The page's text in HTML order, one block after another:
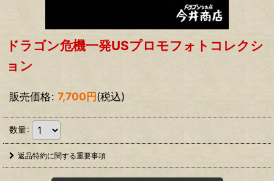
ドラゴン危機一発USプロモフォトコレクシ
ョン
販売価格: 7,700円(税込)
数量:
返品特約に関する重要事項